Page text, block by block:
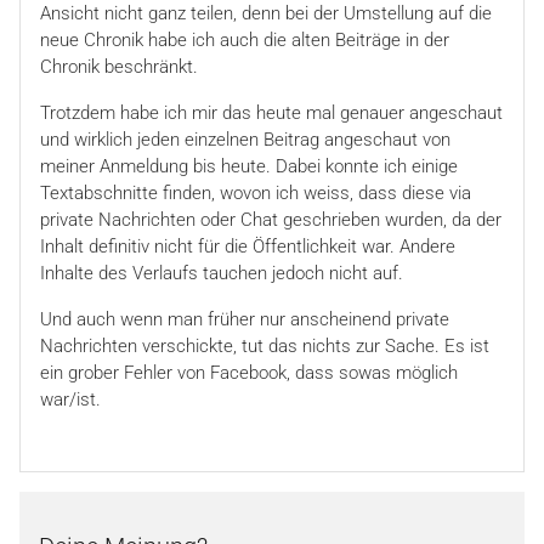
Ansicht nicht ganz teilen, denn bei der Umstellung auf die
neue Chronik habe ich auch die alten Beiträge in der
Chronik beschränkt.
Trotzdem habe ich mir das heute mal genauer angeschaut
und wirklich jeden einzelnen Beitrag angeschaut von
meiner Anmeldung bis heute. Dabei konnte ich einige
Textabschnitte finden, wovon ich weiss, dass diese via
private Nachrichten oder Chat geschrieben wurden, da der
Inhalt definitiv nicht für die Öffentlichkeit war. Andere
Inhalte des Verlaufs tauchen jedoch nicht auf.
Und auch wenn man früher nur anscheinend private
Nachrichten verschickte, tut das nichts zur Sache. Es ist
ein grober Fehler von Facebook, dass sowas möglich
war/ist.